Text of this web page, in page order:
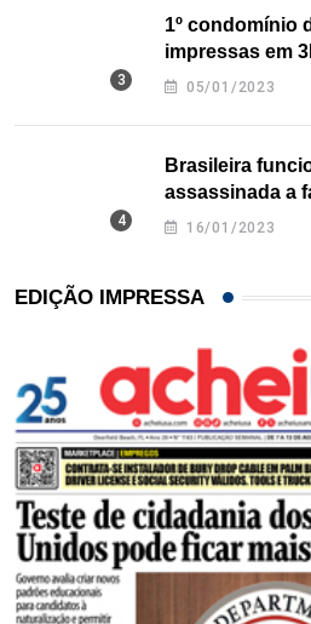
1º condomínio
impressas em
Texas
05/01/2023
Brasileira
assassinada a
16/01/2023
EDIÇÃO IMPRESSA